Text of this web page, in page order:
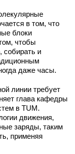
в том, что
блоки
чтобы
собирать и
даже часы.
линии требует
глава кафедры
в TUM.
движения,
заряды, таким
применяя